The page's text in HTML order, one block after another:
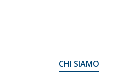
CHI SIAMO